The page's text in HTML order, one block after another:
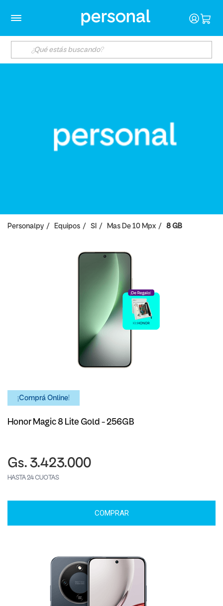
Personalpy Equipos SI Mas De 10 Mpx 8 GB
¡Comprá Online!
Honor Magic 8 Lite Gold - 256GB
Gs. 3.423.000
HASTA 24 CUOTAS
COMPRAR